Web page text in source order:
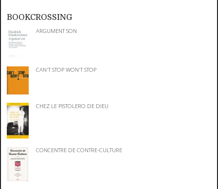
BOOKCROSSING
ARGUMENT SON
CAN'T STOP WON'T STOP
CHEZ LE PISTOLERO DE DIEU
CONCENTRE DE CONTRE-CULTURE